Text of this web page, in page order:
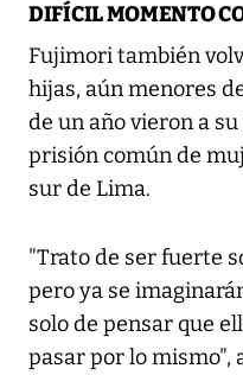
DIFÍCIL MOMENTO
Fujimori también
hijas, aún menores
de un año vieron a
prisión común de
sur de Lima.
"Trato de ser fuerte
pero ya se
solo de pensar que
pasar por lo mismo",